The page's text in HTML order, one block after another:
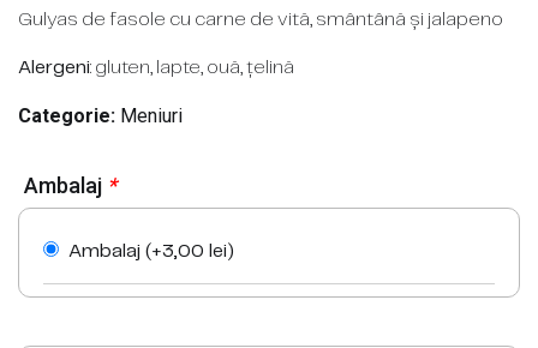
Gulyas de fasole cu carne de vită, smântână și jalapeno
Alergeni: gluten, lapte, ouă, țelină
Categorie: Meniuri
Ambalaj *
Ambalaj (+3,00 lei )